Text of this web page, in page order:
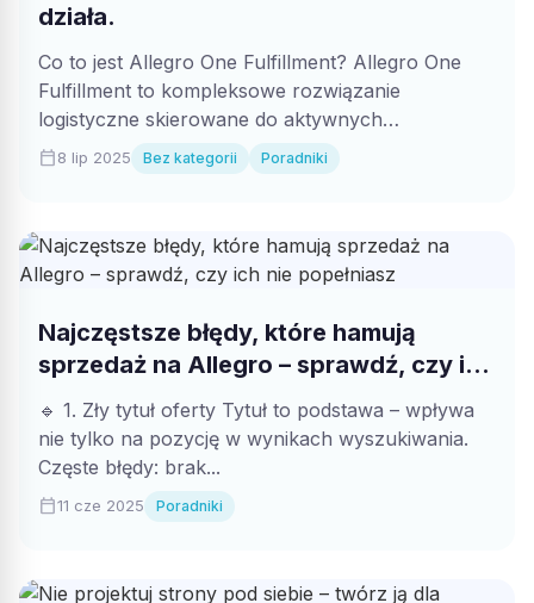
działa.
Co to jest Allegro One Fulfillment? Allegro One
Fulfillment to kompleksowe rozwiązanie
logistyczne skierowane do aktywnych
sprzedawców na platformie Allegro....
calendar_today8 lip 2025 Bez kategorii Poradniki
Najczęstsze błędy, które hamują
sprzedaż na Allegro – sprawdź, czy ich
nie popełniasz
🔹 1. Zły tytuł oferty Tytuł to podstawa – wpływa
nie tylko na pozycję w wynikach wyszukiwania.
Częste błędy: brak...
calendar_today11 cze 2025 Poradniki